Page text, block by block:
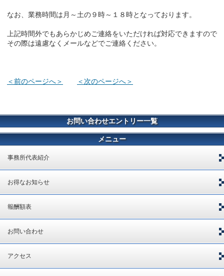
なお、業務時間は月～土の９時～１８時となっております。
上記時間外でもあらかじめご連絡をいただければ対応できますので
その際は遠慮なくメールなどでご連絡ください。
＜前のページへ＞ ＜次のページへ＞
お問い合わせエントリー一覧
メニュー
事務所代表紹介
お得なお知らせ
報酬額表
お問い合わせ
アクセス